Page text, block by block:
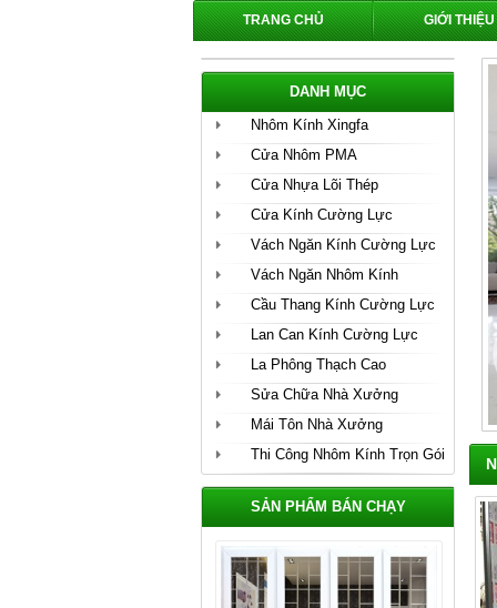
TRANG CHỦ GIỚI THIỆU
DANH MỤC
Nhôm Kính Xingfa
Cửa Nhôm PMA
Cửa Nhựa Lõi Thép
Cửa Kính Cường Lực
Vách Ngăn Kính Cường Lực
Vách Ngăn Nhôm Kính
Cầu Thang Kính Cường Lực
Lan Can Kính Cường Lực
La Phông Thạch Cao
Sửa Chữa Nhà Xưởng
Mái Tôn Nhà Xưởng
Thi Công Nhôm Kính Trọn Gói
SẢN PHẨM BÁN CHẠY